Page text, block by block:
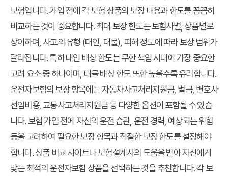
보험입니다. 가입 전에 각 보험 상품의 보장 내용과 한도를 꼼꼼히
비교하는 것이 중요합니다. 최대 보장 한도는 보험사별, 상품별로
상이하며, 사고의 유형 (대인, 대물), 피해 정도에 따라 보상 범위가
달라집니다. 특히 대인 배상 한도는 무한 책임 시대에 가장 중요한
고려 요소 중 하나이며, 대물 배상 한도 또한 높을수록 유리합니다.
운전자보험의 보장 항목에는 자동차사고처리지원금, 벌금, 변호사
선임비용, 교통사고처리지원금 등 다양한 옵션이 포함될 수 있습
니다. 보험 가입 전에 자신의 운전 습관, 운전 경력, 예상되는 위험
등을 고려하여 필요한 보장 항목과 적절한 보장 한도를 설정해야
합니다. 상품 비교 사이트나 보험설계사의 도움을 받아 자신에게
맞는 최적의 운전자보험 상품을 선택하는 것을 추천합니다. 각 보